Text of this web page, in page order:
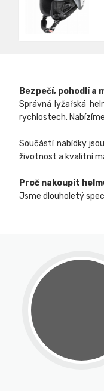
Bezpečí, pohodlí a
Správná lyžařská
rychlostech.
Součástí nabídky
životnost a kvalitní
Proč nakoupit
Jsme dlouholetý